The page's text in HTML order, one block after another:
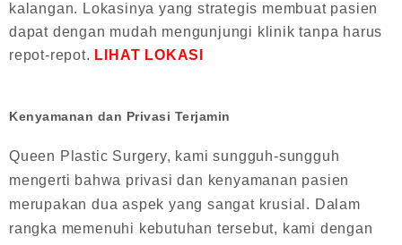
kalangan. Lokasinya yang strategis membuat pasien
dapat dengan mudah mengunjungi klinik tanpa harus
repot-repot. LIHAT LOKASI
Kenyamanan dan Privasi Terjamin
Queen Plastic Surgery, kami sungguh-sungguh
mengerti bahwa privasi dan kenyamanan pasien
merupakan dua aspek yang sangat krusial. Dalam
rangka memenuhi kebutuhan tersebut, kami dengan